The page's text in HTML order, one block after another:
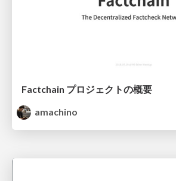
Factchain プロジェクトの概要
amachino